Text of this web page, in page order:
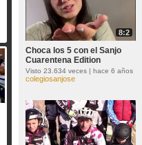
8:2
Choca los 5 con el Sanjo
Cuarentena Edition
Visto 23.634 veces | hace 6 años
colegiosanjose